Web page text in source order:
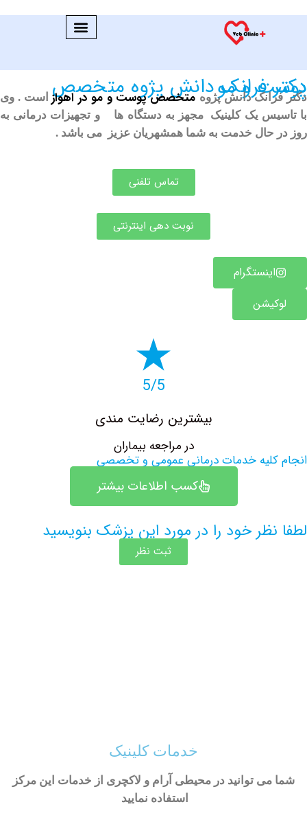
متخصص پوست و مو
دانش پژوهمتخصص پوست و مو در اهوازاست . وی
یک کلینیک مجهز به دستگاه ها و تجهیزات درمانی به
خدمت به شما همشهریان عزیز می باشد .
تماس تلفنی
نوبت دهی اینترنتی
بیشترین رضایت مندی
در مراجعه بیماران
خدمات درمانی عمومی و تخصصی
کسب اطلاعات بیشتر
خود را در مورد این پزشک بنویسید
ثبت نظر
خدمات کلینیک
توانید در محیطی آرام و لاکچری از خدمات این مرکز
استفاده نمایید